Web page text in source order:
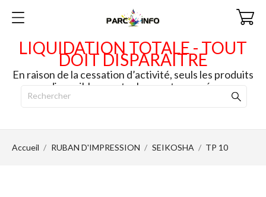
LIQUIDATION TOTALE - TOUT
DOIT DISPARAITRE
En raison de la cessation d’activité, seuls les produits
disponibles en stock seront envoyés.
Accueil RUBAN D'IMPRESSION SEIKOSHA TP 10